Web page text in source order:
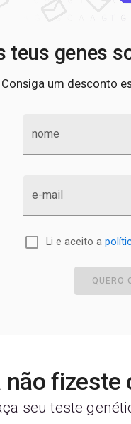
teus genes
Consiga um desconto
nome
e-mail
Li e aceito a
QUERO
não fizeste
seu teste